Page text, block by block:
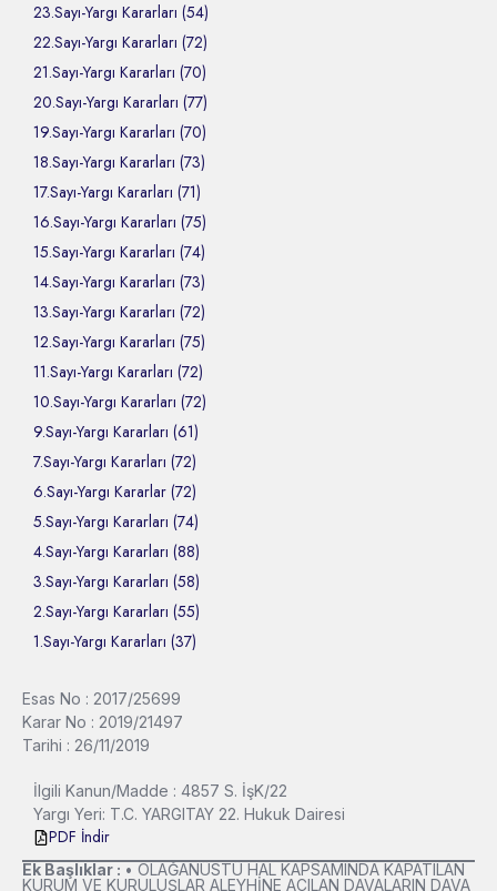
23.Sayı-Yargı Kararları (54)
22.Sayı-Yargı Kararları (72)
21.Sayı-Yargı Kararları (70)
20.Sayı-Yargı Kararları (77)
19.Sayı-Yargı Kararları (70)
18.Sayı-Yargı Kararları (73)
17.Sayı-Yargı Kararları (71)
16.Sayı-Yargı Kararları (75)
15.Sayı-Yargı Kararları (74)
14.Sayı-Yargı Kararları (73)
13.Sayı-Yargı Kararları (72)
12.Sayı-Yargı Kararları (75)
11.Sayı-Yargı Kararları (72)
10.Sayı-Yargı Kararları (72)
9.Sayı-Yargı Kararları (61)
7.Sayı-Yargı Kararları (72)
6.Sayı-Yargı Kararlar (72)
5.Sayı-Yargı Kararları (74)
4.Sayı-Yargı Kararları (88)
3.Sayı-Yargı Kararları (58)
2.Sayı-Yargı Kararları (55)
1.Sayı-Yargı Kararları (37)
Esas No : 2017/25699
Karar No : 2019/21497
Tarihi : 26/11/2019
İlgili Kanun/Madde : 4857 S. İşK/22
Yargı Yeri: T.C. YARGITAY 22. Hukuk Dairesi
PDF İndir
Ek Başlıklar : • OLAĞANÜSTÜ HAL KAPSAMINDA KAPATILAN
KURUM VE KURULUŞLAR ALEYHİNE AÇILAN DAVALARIN DAVA